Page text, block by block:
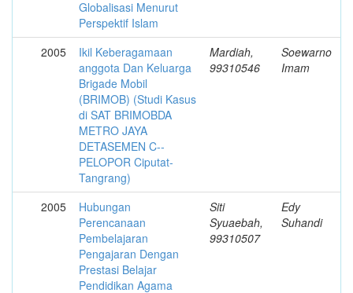
Globalisasi Menurut
Perspektif Islam
2005
Ikil Keberagamaan
anggota Dan Keluarga
Brigade Mobil
(BRIMOB) (Studi Kasus
di SAT BRIMOBDA
METRO JAYA
DETASEMEN C-­
PELOPOR Ciputat-
Tangrang)
Mardiah,
99310546
Soewarno
Imam
2005
Hubungan
Perencanaan
Pembelajaran
Pengajaran Dengan
Prestasi Belajar
Pendidikan Agama
Siti
Syuaebah,
99310507
Edy
Suhandi